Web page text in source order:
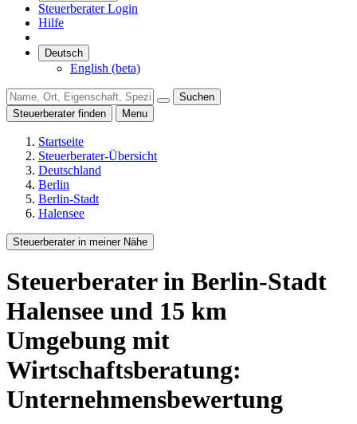
Steuerberater Login
Hilfe
Deutsch
English (beta)
Suchen
Steuerberater finden
Menu
Startseite
Steuerberater-Übersicht
Deutschland
Berlin
Berlin-Stadt
Halensee
Steuerberater in meiner Nähe
Steuerberater in Berlin-Stadt
Halensee und 15 km
Umgebung mit
Wirtschaftsberatung:
Unternehmensbewertung